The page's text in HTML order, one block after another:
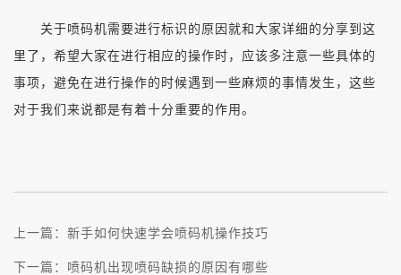
关于喷码机需要进行标识的原因就和大家详细的分享到这
里了，希望大家在进行相应的操作时，应该多注意一些具体的
事项，避免在进行操作的时候遇到一些麻烦的事情发生，这些
对于我们来说都是有着十分重要的作用。
上一篇： 新手如何快速学会喷码机操作技巧
下一篇： 喷码机出现喷码缺损的原因有哪些